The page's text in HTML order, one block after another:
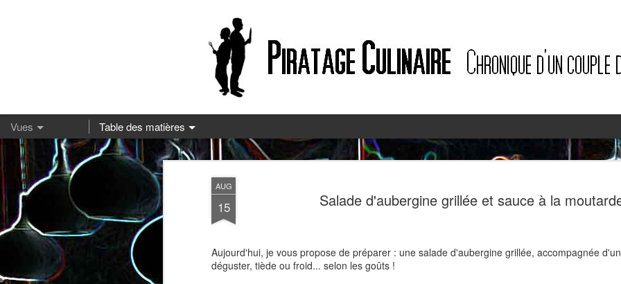
AUG
15 Salade d'aubergine grillée et sauce à la
Aujourd'hui, je vous propose de préparer : une salade d'aubergine grillée, accompagnée
déguster, tiède ou froid... selon les goûts !
13
2